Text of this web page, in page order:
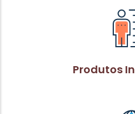
Produtos